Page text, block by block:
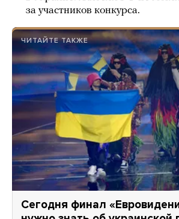
за участников конкурса.
ЧИТАЙТЕ ТАКЖЕ
Сегодня финал